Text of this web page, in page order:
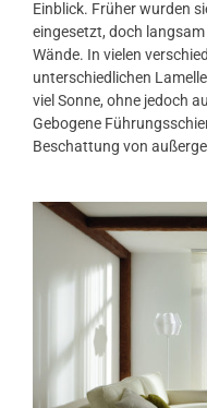
Einblick. Früher wurden
eingesetzt, doch
Wände. In vielen
unterschiedlichen
viel Sonne, ohne jedoch
Gebogene
Beschattung von